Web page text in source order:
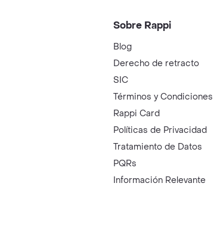
Sobre Rappi
Blog
Derecho de retracto
SIC
Términos y Condiciones
Rappi Card
Políticas de Privacidad
Tratamiento de Datos
PQRs
Información Relevante